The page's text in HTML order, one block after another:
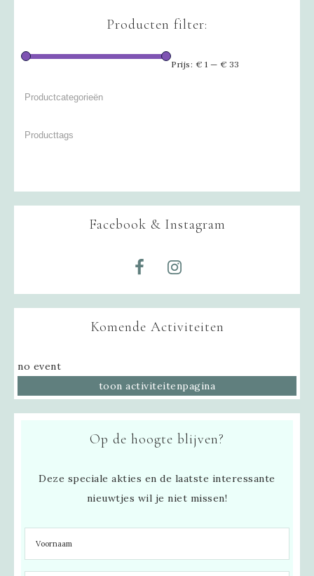
Producten filter:
Prijs: € 1 — € 33
Facebook & Instagram
Komende Activiteiten
no event
toon activiteitenpagina
Op de hoogte blijven?
Deze speciale akties en de laatste interessante
nieuwtjes wil je niet missen!